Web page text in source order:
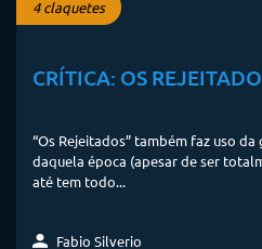
4 claquetes
CRÍTICA: OS
“Os Rejeitados” também faz uso
daquela época (apesar de ser
até tem todo...
Fabio Silverio